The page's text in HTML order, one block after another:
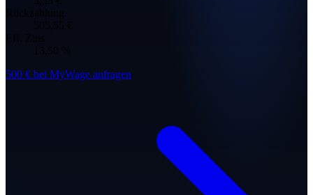
500 € bei MyWage anfragen